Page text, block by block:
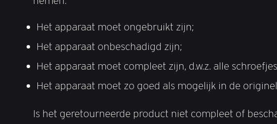
Het apparaat moet ongebruikt zijn;
Het apparaat onbeschadigd zijn;
Het apparaat moet compleet zijn, d.w.z. alle
Het apparaat moet zo goed als mogelijk in de
Is het geretourneerde product niet compleet of